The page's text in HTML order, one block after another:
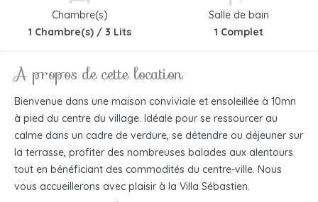
Chambre(s)
1 Chambre(s) / 3 Lits
Salle de bain
1 Complet
A propos de cette location
Bienvenue dans une maison conviviale et ensoleillée à 10mn
à pied du centre du village. Idéale pour se ressourcer au
calme dans un cadre de verdure, se détendre ou déjeuner sur
la terrasse, profiter des nombreuses balades aux alentours
tout en bénéficiant des commodités du centre-ville. Nous
vous accueillerons avec plaisir à la Villa Sébastien.